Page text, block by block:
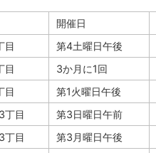
開催日
目 第4土曜日午後
目 3か月に1回
目 第1火曜日午後
丁目 第3日曜日午前
丁目 第3月曜日午後